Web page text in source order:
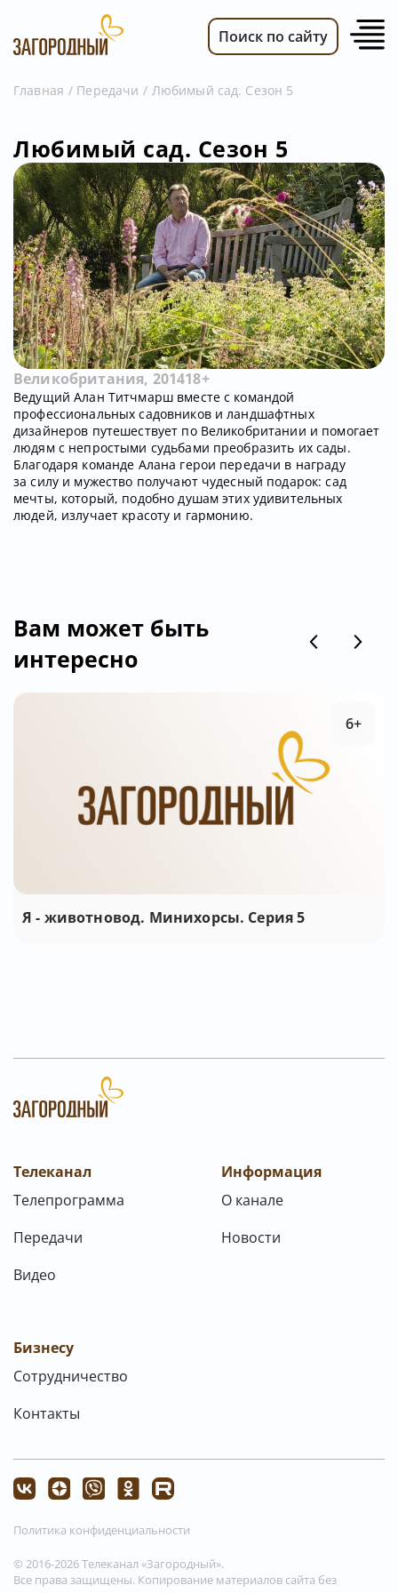
НОВОСТИ
ПЕРЕДАЧИ
ТЕЛЕПРОГРАММА
РЕКЛАМОДАТЕЛЯМ
Поиск по сайту
Главная Передачи Любимый сад. Сезон 5
Любимый сад. Сезон 5
Великобритания, 201418+
Ведущий Алан Титчмарш вместе с командой
профессиональных садовников и ландшафтных
дизайнеров путешествует по Великобритании и помогает
людям с непростыми судьбами преобразить их сады.
Благодаря команде Алана герои передачи в награду
за силу и мужество получают чудесный подарок: сад
мечты, который, подобно душам этих удивительных
людей, излучает красоту и гармонию.
Вам может быть
интересно
Я - животновод. Минихорсы. Серия 5
6+
Телеканал
Телепрограмма
Передачи
Видео
Информация
О канале
Новости
Бизнесу
Сотрудничество
Контакты
© 2016-2026 Телеканал «Загородный».
Все права защищены. Копирование материалов сайта без
Политика конфиденциальности